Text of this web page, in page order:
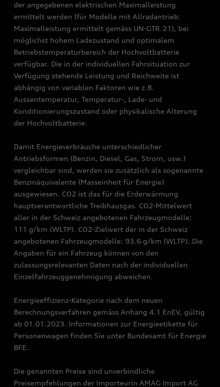
der angegebenen elektrischen Maximalleistung
ermittelt werden (für Modelle mit Allradantrieb:
Maximalleistung ermittelt gemäss UN-GTR.21), bei
möglichst hohem Ladezustand und optimalem
Betriebstemperaturbereich der Hochvoltbatterie
verfügbar. Die in der individuellen Fahrsituation zur
Verfügung stehende Leistung und Reichweite ist
abhängig von variablen Faktoren wie z.B.
Aussentemperatur, Temperatur-, Lade- und
Konditionierungszustand oder physikalische Alterung
der Hochvoltbatterie.
Damit Energieverbräuche unterschiedlicher
Antriebsformen (Benzin, Diesel, Gas, Strom, usw.)
vergleichbar sind, werden sie zusätzlich als sogenannte
Benzinäquivalente (Masseinheit für Energie)
ausgewiesen. CO2 ist das für die Erderwärmung
hauptverantwortliche Treibhausgas. CO2-Mittelwert
aller in der Schweiz angebotenen Fahrzeugmodelle:
111 g/km (WLTP). CO2-Zielwert der in der Schweiz
angebotenen Fahrzeugmodelle: 93.6 g/km (WLTP). Die
Angaben für ein Fahrzeug können von den
zulassungsrelevanten Daten nach der individuellen
Einzelfahrzeuggenehmigung abweichen.
Energieeffizienz-Kategorie nach dem neuen
Berechnungsverfahren gemäss Anhang 4.1 EnEV, gültig
ab 01.01.2023. Informationen zur Energieetikette für
Personenwagen finden Sie unter Bundesamt für Energie
BFE.
Die genannten Preise sind unverbindliche
Preisempfehlungen der Importeurin AMAG Import AG